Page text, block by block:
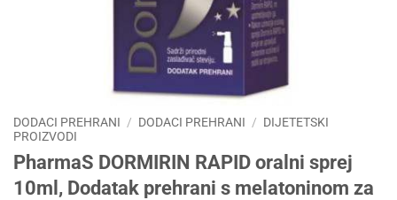
DODACI PREHRANI / DODACI PREHRANI / DIJETETSKI
PROIZVODI
PharmaS DORMIRIN RAPID oralni sprej
10ml, Dodatak prehrani s melatoninom za